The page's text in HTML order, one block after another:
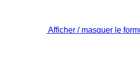
Afficher / masquer le